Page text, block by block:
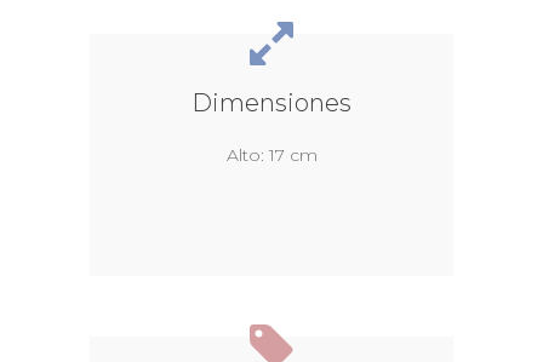
Dimensiones
Alto: 17 cm